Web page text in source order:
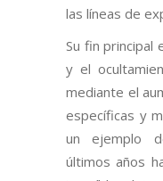
las líneas de
Su fin principal
y el
mediante el
específicas y
un ejemplo
últimos años